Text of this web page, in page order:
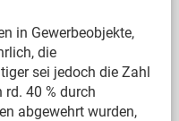
in Gewerbeobjekte,
die
sei jedoch die Zahl
rd. 40 % durch
abgewehrt wurden,